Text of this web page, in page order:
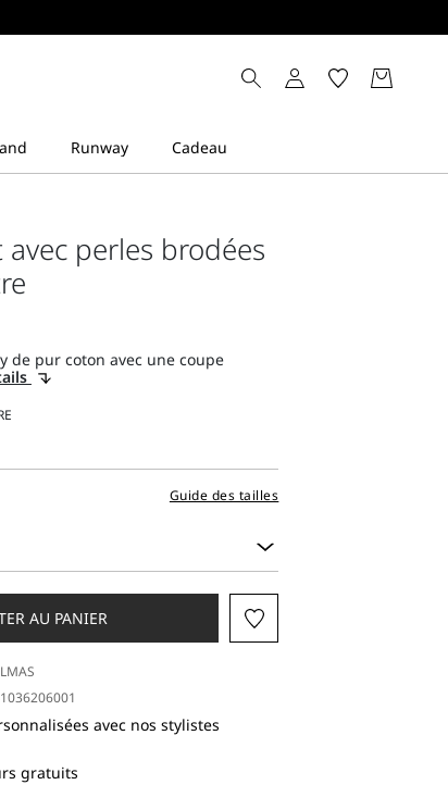
perles brodées
de pur coton avec une coupe
Guide des tailles
AU PANIER
avec nos stylistes
gratuits